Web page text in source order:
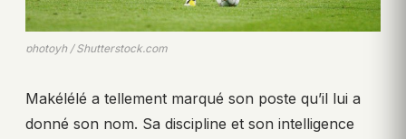
photoyh / Shutterstock.com
Makélélé a tellement marqué son poste qu’il lui a
donné son nom. Sa discipline et son intelligence